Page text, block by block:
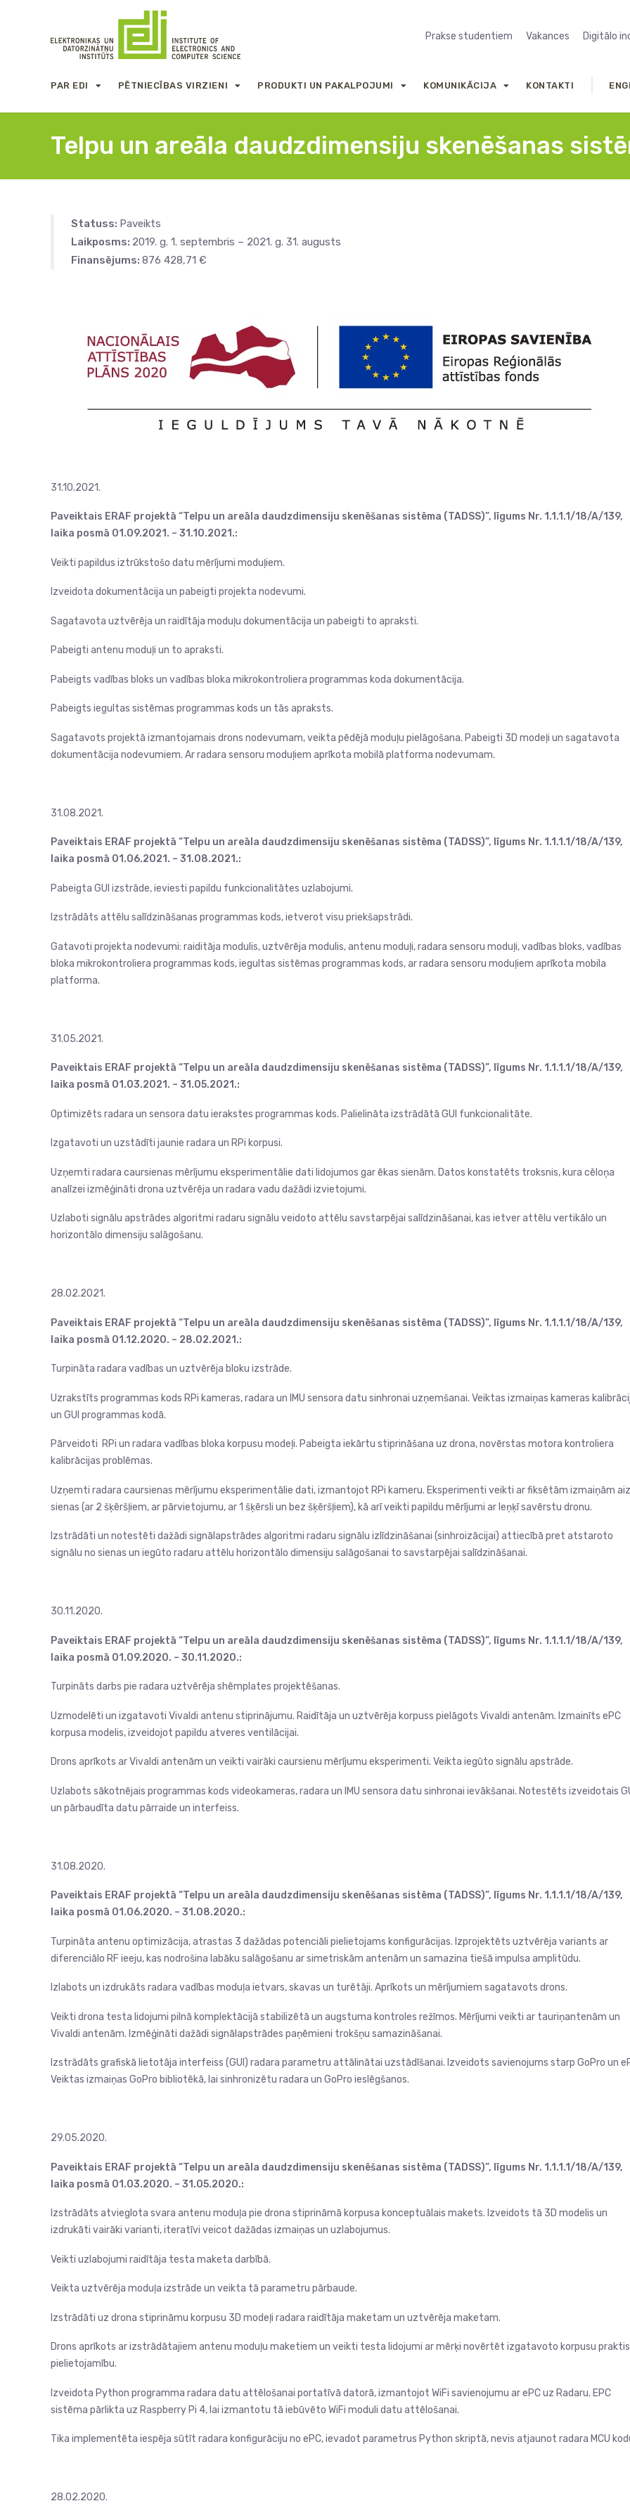
Prakse studentiem Vakances Digitālo
PAR EDI PĒTNIECĪBAS VIRZIENI PRODUKTI UN PAKALPOJUMI KOMUNIKĀCIJA KONTAKTI
Telpu un areāla daudzdimensiju skenēšanas
Statuss: Paveikts
Laikposms: 2019. g. 1. septembris – 2021. g. 31. augusts
Finansējums: 876 428,71 €
31.10.2021.
Paveiktais ERAF projektā “Telpu un areāla daudzdimensiju skenēšanas sistēma (TADSS)”, līgums Nr. 1.1.1.1/18/A/139,
laika posmā 01.09.2021. – 31.10.2021.:
Veikti papildus iztrūkstošo datu mērījumi moduļiem.
Izveidota dokumentācija un pabeigti projekta nodevumi.
Sagatavota uztvērēja un raidītāja moduļu dokumentācija un pabeigti to apraksti.
Pabeigti antenu moduļi un to apraksti.
Pabeigts vadības bloks un vadības bloka mikrokontroliera programmas koda dokumentācija.
Pabeigts iegultas sistēmas programmas kods un tās apraksts.
Sagatavots projektā izmantojamais drons nodevumam, veikta pēdējā moduļu pielāgošana. Pabeigti 3D modeļi un sagatavota
dokumentācija nodevumiem. Ar radara sensoru moduļiem aprīkota mobilā platforma nodevumam.
31.08.2021.
Paveiktais ERAF projektā “Telpu un areāla daudzdimensiju skenēšanas sistēma (TADSS)”, līgums Nr. 1.1.1.1/18/A/139,
laika posmā 01.06.2021. – 31.08.2021.:
Pabeigta GUI izstrāde, ieviesti papildu funkcionalitātes uzlabojumi.
Izstrādāts attēlu salīdzināšanas programmas kods, ietverot visu priekšapstrādi.
Gatavoti projekta nodevumi: raiditāja modulis, uztvērēja modulis, antenu moduļi, radara sensoru moduļi, vadības bloks, vadības
bloka mikrokontroliera programmas kods, iegultas sistēmas programmas kods, ar radara sensoru moduļiem aprīkota mobila
platforma.
31.05.2021.
Paveiktais ERAF projektā “Telpu un areāla daudzdimensiju skenēšanas sistēma (TADSS)”, līgums Nr. 1.1.1.1/18/A/139,
laika posmā 01.03.2021. – 31.05.2021.:
Optimizēts radara un sensora datu ierakstes programmas kods. Palielināta izstrādātā GUI funkcionalitāte.
Izgatavoti un uzstādīti jaunie radara un RPi korpusi.
Uzņemti radara caursienas mērījumu eksperimentālie dati lidojumos gar ēkas sienām. Datos konstatēts troksnis, kura cēloņa
analīzei izmēģināti drona uztvērēja un radara vadu dažādi izvietojumi.
Uzlaboti signālu apstrādes algoritmi radaru signālu veidoto attēlu savstarpējai salīdzināšanai, kas ietver attēlu vertikālo un
horizontālo dimensiju salāgošanu.
28.02.2021.
Paveiktais ERAF projektā “Telpu un areāla daudzdimensiju skenēšanas sistēma (TADSS)”, līgums Nr. 1.1.1.1/18/A/139,
laika posmā 01.12.2020. – 28.02.2021.:
Turpināta radara vadības un uztvērēja bloku izstrāde.
Uzrakstīts programmas kods RPi kameras, radara un IMU sensora datu sinhronai uzņemšanai. Veiktas izmaiņas kameras
un GUI programmas kodā.
Pārveidoti RPi un radara vadības bloka korpusu modeļi. Pabeigta iekārtu stiprināšana uz drona, novērstas motora kontroliera
kalibrācijas problēmas.
Uzņemti radara caursienas mērījumu eksperimentālie dati, izmantojot RPi kameru. Eksperimenti veikti ar fiksētām izmaiņām aiz
sienas (ar 2 šķēršļiem, ar pārvietojumu, ar 1 šķērsli un bez šķēršļiem), kā arī veikti papildu mērījumi ar leņķī savērstu dronu.
Izstrādāti un notestēti dažādi signālapstrādes algoritmi radaru signālu izlīdzināšanai (sinhroizācijai) attiecībā pret atstaroto
signālu no sienas un iegūto radaru attēlu horizontālo dimensiju salāgošanai to savstarpējai salīdzināšanai.
30.11.2020.
Paveiktais ERAF projektā “Telpu un areāla daudzdimensiju skenēšanas sistēma (TADSS)”, līgums Nr. 1.1.1.1/18/A/139,
laika posmā 01.09.2020. – 30.11.2020.:
Turpināts darbs pie radara uztvērēja shēmplates projektēšanas.
Uzmodelēti un izgatavoti Vivaldi antenu stiprinājumu. Raidītāja un uztvērēja korpuss pielāgots Vivaldi antenām. Izmainīts ePC
korpusa modelis, izveidojot papildu atveres ventilācijai.
Drons aprīkots ar Vivaldi antenām un veikti vairāki caursienu mērījumu eksperimenti. Veikta iegūto signālu apstrāde.
Uzlabots sākotnējais programmas kods videokameras, radara un IMU sensora datu sinhronai ievākšanai. Notestēts izveidotais
un pārbaudīta datu pārraide un interfeiss.
31.08.2020.
Paveiktais ERAF projektā “Telpu un areāla daudzdimensiju skenēšanas sistēma (TADSS)”, līgums Nr. 1.1.1.1/18/A/139,
laika posmā 01.06.2020. – 31.08.2020.:
Turpināta antenu optimizācija, atrastas 3 dažādas potenciāli pielietojams konfigurācijas. Izprojektēts uztvērēja variants ar
diferenciālo RF ieeju, kas nodrošina labāku salāgošanu ar simetriskām antenām un samazina tiešā impulsa amplitūdu.
Izlabots un izdrukāts radara vadības moduļa ietvars, skavas un turētāji. Aprīkots un mērījumiem sagatavots drons.
Veikti drona testa lidojumi pilnā komplektācijā stabilizētā un augstuma kontroles režīmos. Mērījumi veikti ar tauriņantenām un
Vivaldi antenām. Izmēģināti dažādi signālapstrādes paņēmieni trokšņu samazināšanai.
Izstrādāts grafiskā lietotāja interfeiss (GUI) radara parametru attālinātai uzstādīšanai. Izveidots savienojums starp GoPro un
Veiktas izmaiņas GoPro bibliotēkā, lai sinhronizētu radara un GoPro ieslēgšanos.
29.05.2020.
Paveiktais ERAF projektā “Telpu un areāla daudzdimensiju skenēšanas sistēma (TADSS)”, līgums Nr. 1.1.1.1/18/A/139,
laika posmā 01.03.2020. – 31.05.2020.:
Izstrādāts atvieglota svara antenu moduļa pie drona stiprināmā korpusa konceptuālais makets. Izveidots tā 3D modelis un
izdrukāti vairāki varianti, iteratīvi veicot dažādas izmaiņas un uzlabojumus.
Veikti uzlabojumi raidītāja testa maketa darbībā.
Veikta uztvērēja moduļa izstrāde un veikta tā parametru pārbaude.
Izstrādāti uz drona stiprināmu korpusu 3D modeļi radara raidītāja maketam un uztvērēja maketam.
Drons aprīkots ar izstrādātajiem antenu moduļu maketiem un veikti testa lidojumi ar mērķi novērtēt izgatavoto korpusu
pielietojamību.
Izveidota Python programma radara datu attēlošanai portatīvā datorā, izmantojot WiFi savienojumu ar ePC uz Radaru. EPC
sistēma pārlikta uz Raspberry Pi 4, lai izmantotu tā iebūvēto WiFi moduli datu attēlošanai.
Tika implementēta iespēja sūtīt radara konfigurāciju no ePC, ievadot parametrus Python skriptā, nevis atjaunot radara MCU
28.02.2020.